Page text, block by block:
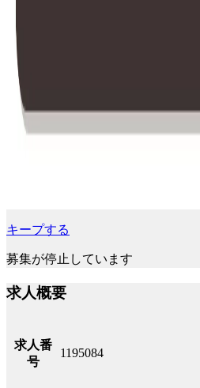
キープする
募集が停止しています
求人概要
求人番
号
1195084